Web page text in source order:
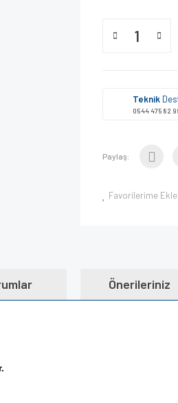
Teknik
0544 475 82
Paylaş:
Favorilerime Ekle
Önerileriniz